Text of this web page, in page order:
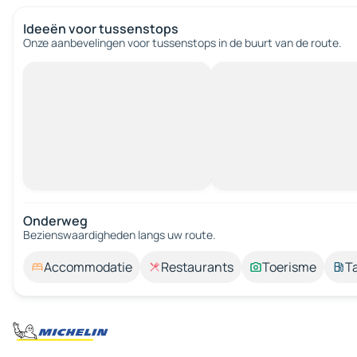
Ideeën voor tussenstops
Onze aanbevelingen voor tussenstops in de buurt van de route.
Onderweg
Bezienswaardigheden langs uw route.
Accommodatie Restaurants Toerisme